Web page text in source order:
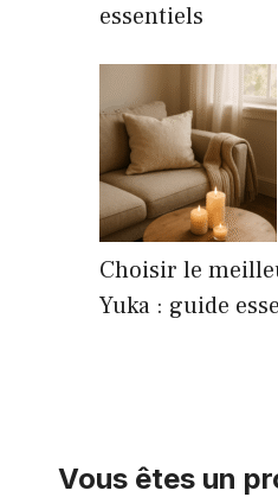
essentiels
Choisir le
Yuka : guide
Vous êtes un